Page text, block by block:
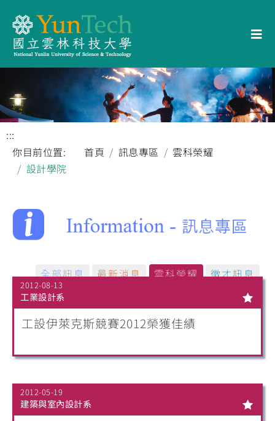
:::
你目前位置:
首頁 訊息專區
雲科榮耀
設計學院
全部訊息 最新消息 雲科榮耀 徵才訊息
2012-08-13
工業設計系
工設伊萊克斯競賽2012榮獲佳績
2012-05-19
建築與室內設計系